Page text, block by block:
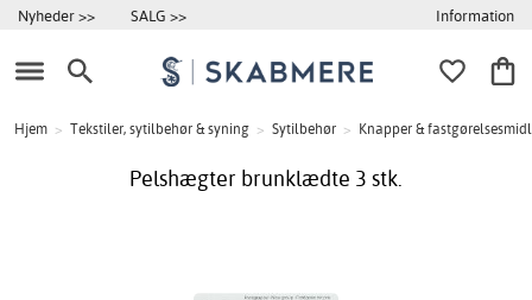
Nyheder >> SALG >> Information
Hjem > Tekstiler, sytilbehør & syning > Sytilbehør > Knapper &
Pelshægter brunklædte 3 stk.